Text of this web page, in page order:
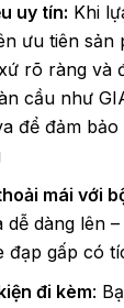
uy tín: Khi
ưu tiên sản
rõ ràng và
cầu như
để đảm
mái với
dễ dàng lên
đạp gấp có
đi kèm: